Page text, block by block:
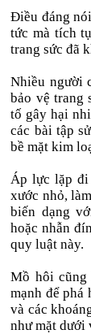
Điều đáng
tức mà tích
trang sức đã
Nhiều người
bảo vệ trang
tố gây hại
các bài tập
bề mặt kim
Áp lực lặp đi
xước nhỏ,
biến dạng
hoặc nhẫn
quy luật này.
Mồ hôi
mạnh để phá
và các
như mặt dưới